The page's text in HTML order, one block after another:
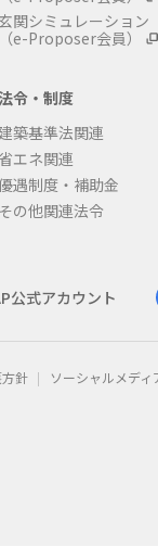
関シミュレーション
（e-Proposer会員）
令・制度
築基準法関連
省エネ関連
遇制度・補助金
その他関連法令
公式アカウント
針 ソーシャルメデ